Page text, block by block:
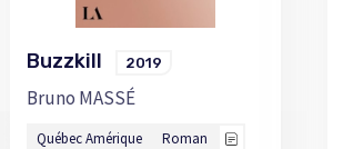
Buzzkill 2019
Bruno MASSÉ
Québec Amérique Roman